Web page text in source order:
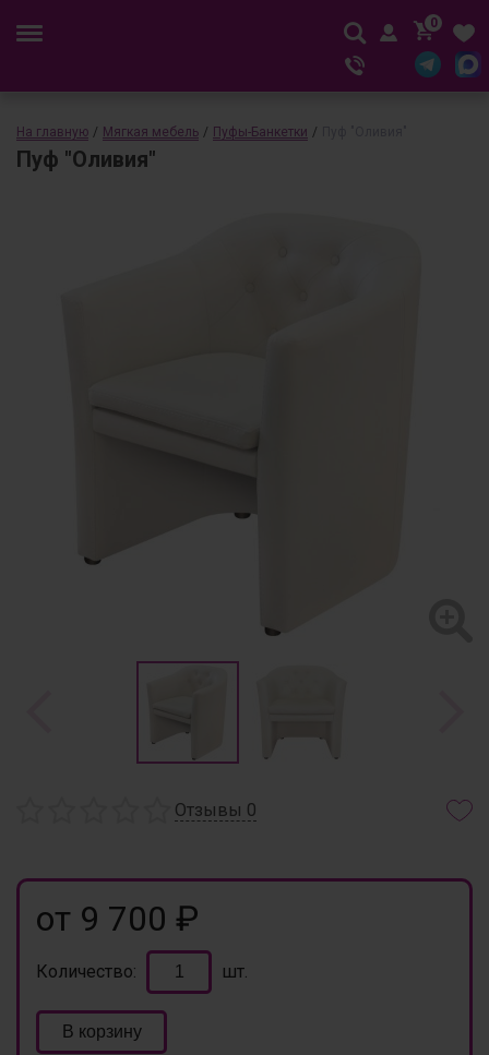
0
На главную / Мягкая мебель / Пуфы-Банкетки /
Пуф "Оливия"
Отзывы 0
от 9 700 ₽
Количество: шт.
В корзину